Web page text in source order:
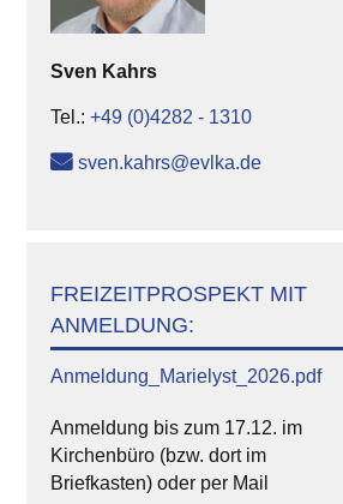
Sven Kahrs
Tel.: +49 (0)4282 - 1310
sven.kahrs@evlka.de
FREIZEITPROSPEKT MIT
ANMELDUNG:
Anmeldung_Marielyst_2026.pdf
Anmeldung bis zum 17.12. im
Kirchenbüro (bzw. dort im
Briefkasten) oder per Mail